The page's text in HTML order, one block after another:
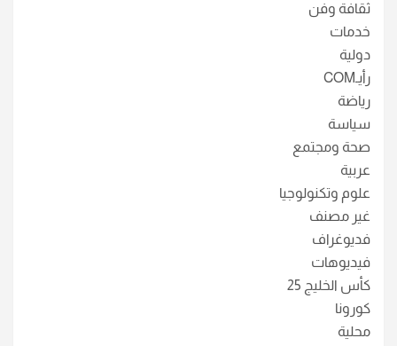
ثقافة وفن
خدمات
دولية
رأيـCOM
رياضة
سياسة
صحة ومجتمع
عربية
علوم وتكنولوجيا
غير مصنف
فديوغراف
فيديوهات
كأس الخليج 25
كورونا
محلية